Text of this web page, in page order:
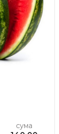
сума